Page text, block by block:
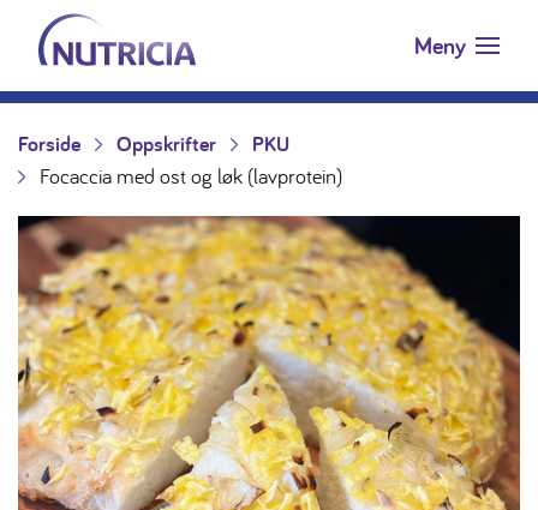
Hopp til innholdet
Nutricia.no Meny
Forside Oppskrifter
PKU
Focaccia med ost og løk (lavprotein)